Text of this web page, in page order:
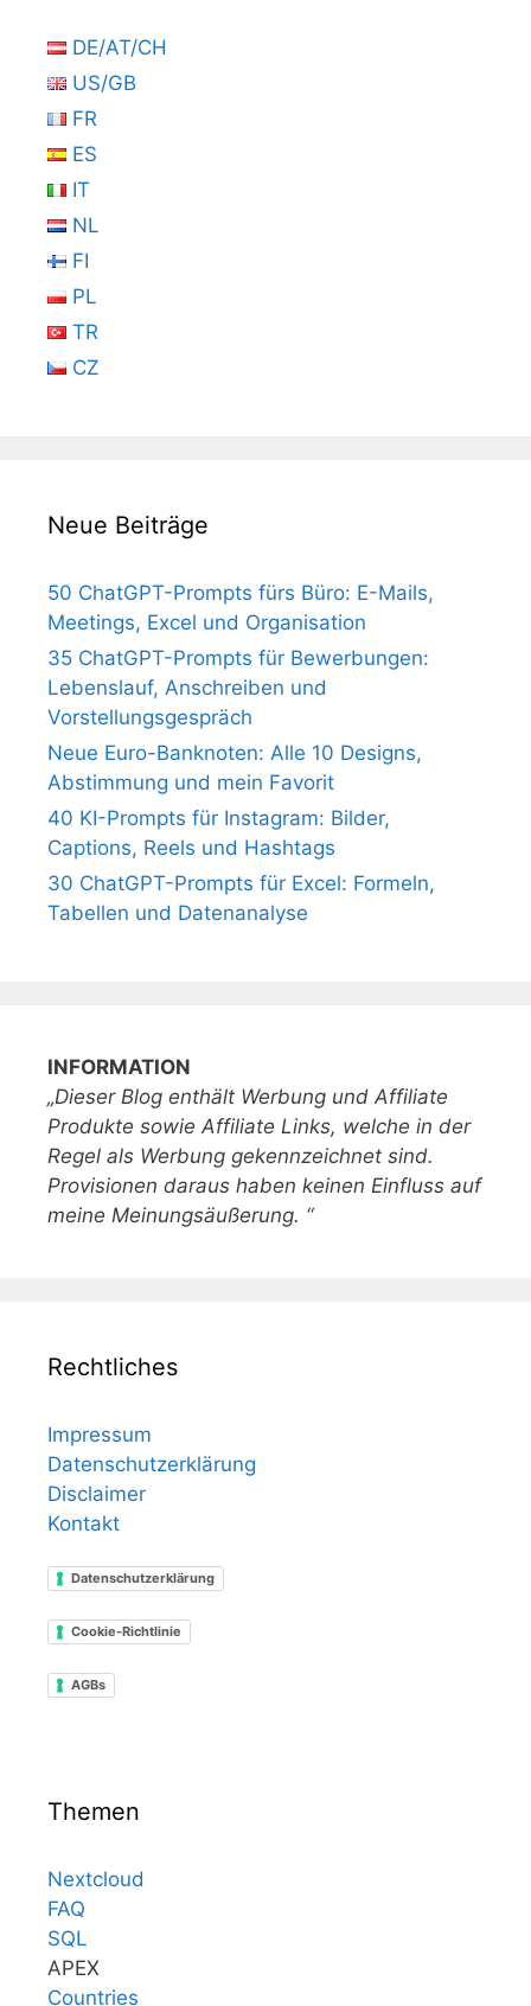
DE/AT/CH
US/GB
FR
ES
IT
NL
FI
PL
TR
CZ
Neue Beiträge
50 ChatGPT-Prompts fürs Büro: E-Mails,
Meetings, Excel und Organisation
35 ChatGPT-Prompts für Bewerbungen:
Lebenslauf, Anschreiben und
Vorstellungsgespräch
Neue Euro-Banknoten: Alle 10 Designs,
Abstimmung und mein Favorit
40 KI-Prompts für Instagram: Bilder,
Captions, Reels und Hashtags
30 ChatGPT-Prompts für Excel: Formeln,
Tabellen und Datenanalyse
INFORMATION
„Dieser Blog enthält Werbung und Affiliate
Produkte sowie Affiliate Links, welche in der
Regel als Werbung gekennzeichnet sind.
Provisionen daraus haben keinen Einfluss auf
meine Meinungsäußerung. “
Rechtliches
Impressum
Datenschutzerklärung
Disclaimer
Kontakt
Datenschutzerklärung
Cookie-Richtlinie
AGBs
Themen
Nextcloud
FAQ
SQL
APEX
Countries